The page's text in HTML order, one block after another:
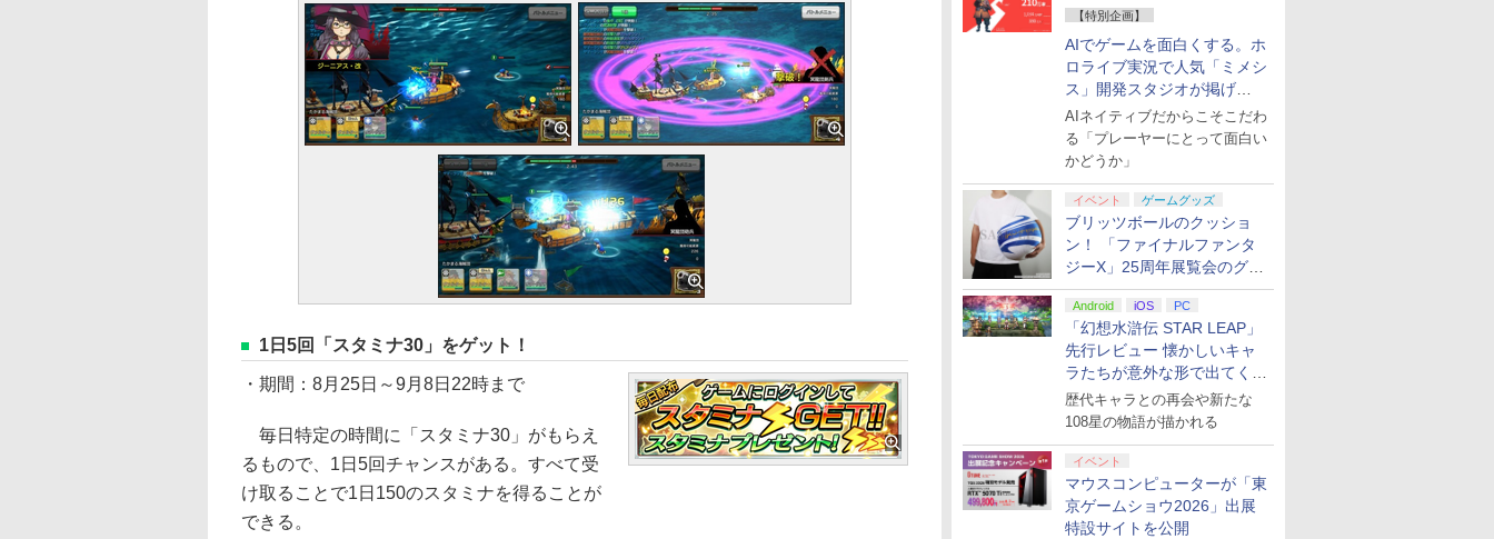
【特別企画】
AIでゲームを面白くする。ホ
ロライブ実況で人気「ミメシ
ス」開発スタジオが掲げ
る“AI活用の信念”とは？【講
演レポート】
AIネイティブだからこそこだわ
る「プレーヤーにとって面白い
かどうか」
イベント ゲームグッズ
ブリッツボールのクッショ
ン！ 「ファイナルファンタ
ジーX」25周年展覧会のグッ
ズ情報が公開
Android iOS PC
「幻想水滸伝 STAR LEAP」
先行レビュー 懐かしいキャ
ラたちが意外な形で出てくる
シリーズ完全新作！
歴代キャラとの再会や新たな
108星の物語が描かれる
イベント
マウスコンピューターが「東
京ゲームショウ2026」出展
特設サイトを公開
1日5回「スタミナ30」をゲット！
・期間：8月25日～9月8日22時まで
毎日特定の時間に「スタミナ30」がもらえ
るもので、1日5回チャンスがある。すべて受
け取ることで1日150のスタミナを得ることが
できる。